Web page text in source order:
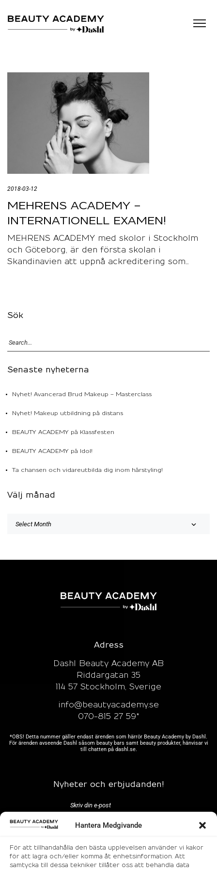
Hantera Medgivande
För att tillhandahålla den bästa upplevelsen använder vi kakor
för att lagra och/eller komma åt enhetsinformation. Att
samtycka till dessa tekniker tillåter oss att behandla data
2018-03-12
MEHRENS ACADEMY –
INTERNATIONELL EXAMEN!
MEHRENS ACADEMY med skolor i Stockholm
och Göteborg, är den första skolan i
Skandinavien att uppnå ackreditering som…
Sök
Senaste nyheterna
Nyhet! Avancerad Brud Makeup – Masterclass
Nyhet! Makeup utbildning på distans
BEAUTY ACADEMY på Klassfesten
BEAUTY ACADEMY på Idol!
Ta chansen och vidareutbilda dig inom hårstyling!
Välj månad
Adress
Dashl Beauty Academy AB
Riddargatan 35
114 57 Stockholm, Sverige
info@beautyacademy.se
070-815 27 59*
*OBS! Detta nummer gäller endast ärenden som härrör Beauty Academy by Dashl.
För ärenden avseende Dashl såsom beauty bars samt beauty produkter, hänvisar vi
till chatten på dashl.se.
Nyheter och erbjudanden!